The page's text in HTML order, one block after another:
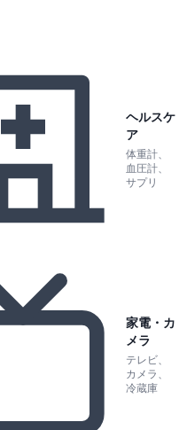
ヘルスケ
ア
体重計、
血圧計、
サプリ
家電・カ
メラ
テレビ、
カメラ、
冷蔵庫